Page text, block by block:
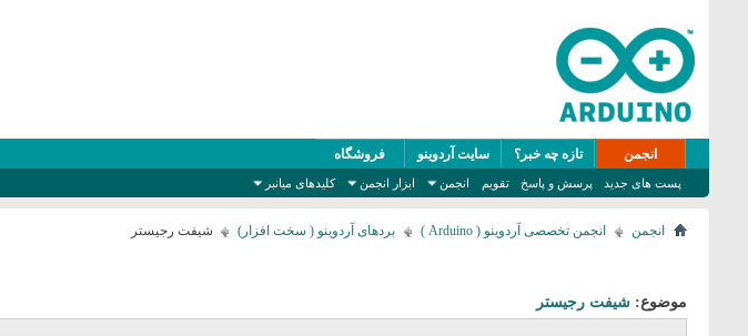
انجمن
پست های جدید پرسش و پاسخ تقویم انجمن ابزار انجمن کلیدهای میانبر
تازه چه خبر؟ سایت آردوینو فروشگاه
انجمن انجمن تخصصی آردوینو ( Arduino ) بردهای آردوینو ( سخت افزار) شیفت رجیستر
موضوع: شیفت رجیستر